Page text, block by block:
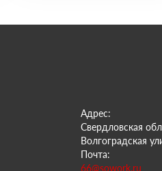
Адрес:
Свердловская
Волгоградская
Почта:
66@sowork.ru